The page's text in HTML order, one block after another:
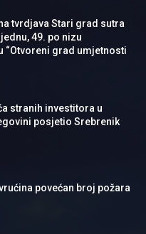
tvrdjava Stari grad sutra
49. po nizu
“Otvoreni grad umjetnosti
stranih investitora u
posjetio Srebrenik
povećan broj požara